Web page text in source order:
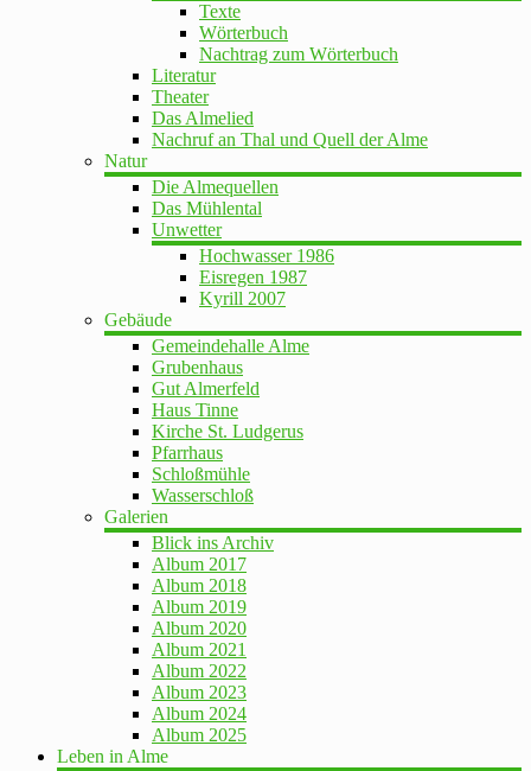
Texte
Wörterbuch
Nachtrag zum Wörterbuch
Literatur
Theater
Das Almelied
Nachruf an Thal und Quell der Alme
Natur
Die Almequellen
Das Mühlental
Unwetter
Hochwasser 1986
Eisregen 1987
Kyrill 2007
Gebäude
Gemeindehalle Alme
Grubenhaus
Gut Almerfeld
Haus Tinne
Kirche St. Ludgerus
Pfarrhaus
Schloßmühle
Wasserschloß
Galerien
Blick ins Archiv
Album 2017
Album 2018
Album 2019
Album 2020
Album 2021
Album 2022
Album 2023
Album 2024
Album 2025
Leben in Alme